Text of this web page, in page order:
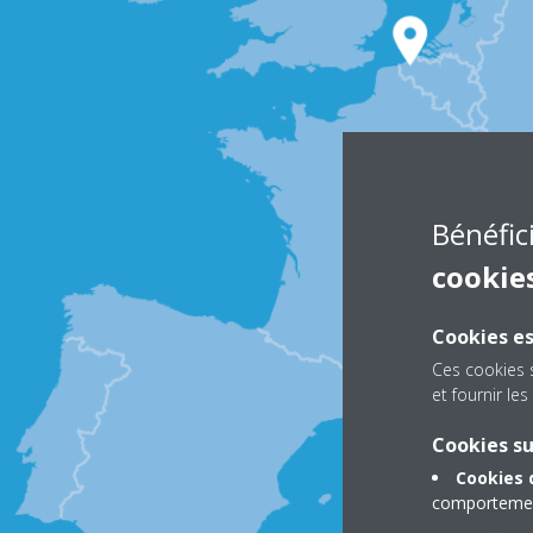
Cookies
Ces
et fournir les
Cookies
Cookies